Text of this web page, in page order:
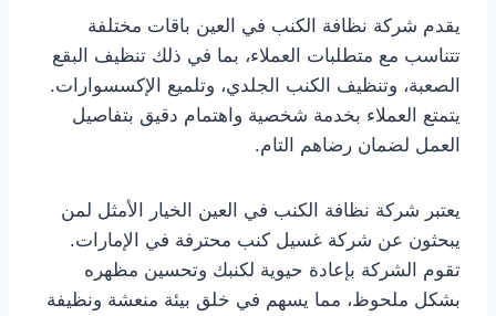
يقدم شركة نظافة الكنب في العين باقات مختلفة
تتناسب مع متطلبات العملاء، بما في ذلك تنظيف البقع
الصعبة، وتنظيف الكنب الجلدي، وتلميع الإكسسوارات.
يتمتع العملاء بخدمة شخصية واهتمام دقيق بتفاصيل
العمل لضمان رضاهم التام.
يعتبر شركة نظافة الكنب في العين الخيار الأمثل لمن
يبحثون عن شركة غسيل كنب محترفة في الإمارات.
تقوم الشركة بإعادة حيوية لكنبك وتحسين مظهره
بشكل ملحوظ، مما يسهم في خلق بيئة منعشة ونظيفة